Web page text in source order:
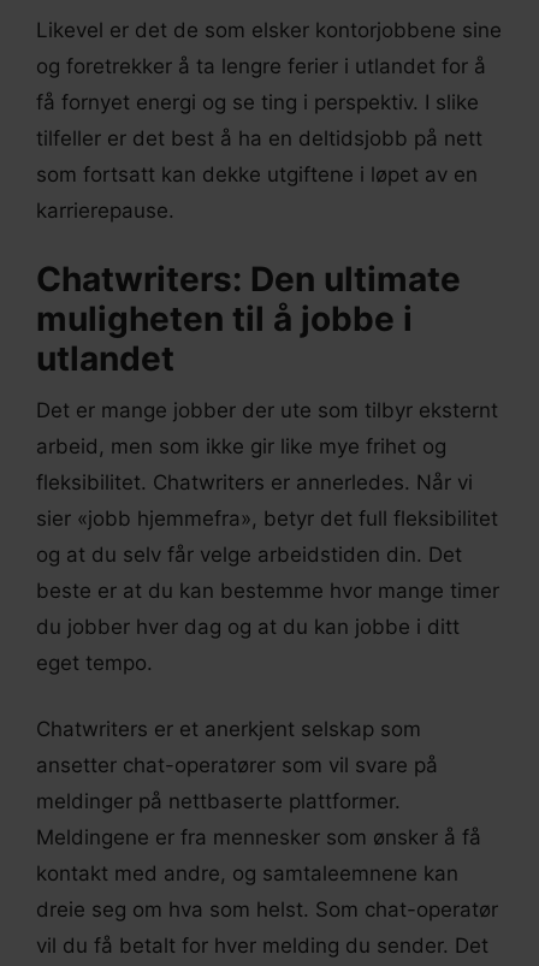
Likevel er det de som elsker kontorjobbene sine
og foretrekker å ta lengre ferier i utlandet for å
få fornyet energi og se ting i perspektiv. I slike
tilfeller er det best å ha en deltidsjobb på nett
som fortsatt kan dekke utgiftene i løpet av en
karrierepause.
Chatwriters: Den ultimate
muligheten til å jobbe i
utlandet
Det er mange jobber der ute som tilbyr eksternt
arbeid, men som ikke gir like mye frihet og
fleksibilitet. Chatwriters er annerledes. Når vi
sier «jobb hjemmefra», betyr det full fleksibilitet
og at du selv får velge arbeidstiden din. Det
beste er at du kan bestemme hvor mange timer
du jobber hver dag og at du kan jobbe i ditt
eget tempo.
Chatwriters er et anerkjent selskap som
ansetter chat-operatører som vil svare på
meldinger på nettbaserte plattformer.
Meldingene er fra mennesker som ønsker å få
kontakt med andre, og samtaleemnene kan
dreie seg om hva som helst. Som chat-operatør
vil du få betalt for hver melding du sender. Det